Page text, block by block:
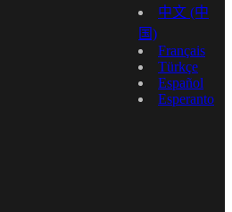
中文 (中
国)
Français
Türkçe
Español
Esperanto